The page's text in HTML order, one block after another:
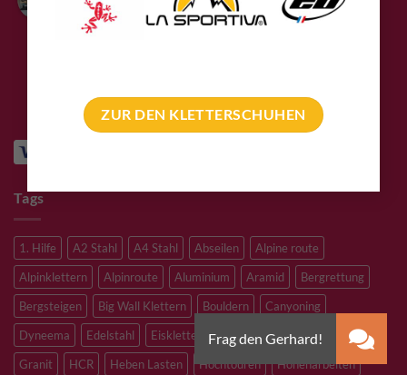
ZUR DEN KLETTERSCHUHEN
Basierend auf 94
Tags
1. Hilfe A2 Stahl A4 Stahl Abseilen
Alpine route
Alpinklettern
Alpinroute Aluminium Aramid
Bergrettung
Bergsteigen
Big Wall Klettern Bouldern
Canyoning
Dyneema
Edelstahl Eisklettern Flaschenzug
Flying Fox
Granit
HCR Heben Lasten Hochtouren
Höhenarbeiten